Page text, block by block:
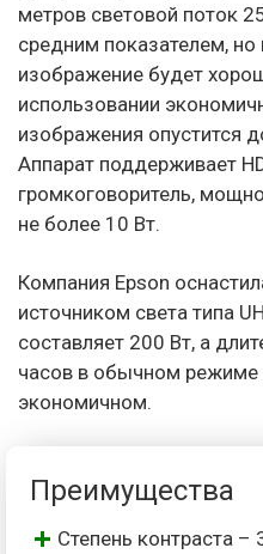
метров световой поток
средним показателем,
изображение будет
использовании
изображения опустится
Аппарат поддерживает
громкоговоритель,
не более 10 Вт.
Компания Epson
источником света типа
составляет 200 Вт, а
часов в обычном режиме
экономичном.
Преимущества
Степень контраста –